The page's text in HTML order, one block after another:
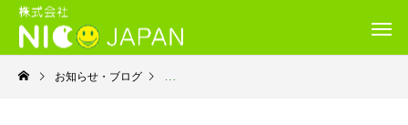
お知らせ・ブログ 就労継続支援Ｂ型・ニコプレイス